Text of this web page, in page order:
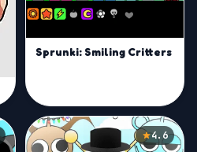
Sprunki: Smiling Critters
4.6